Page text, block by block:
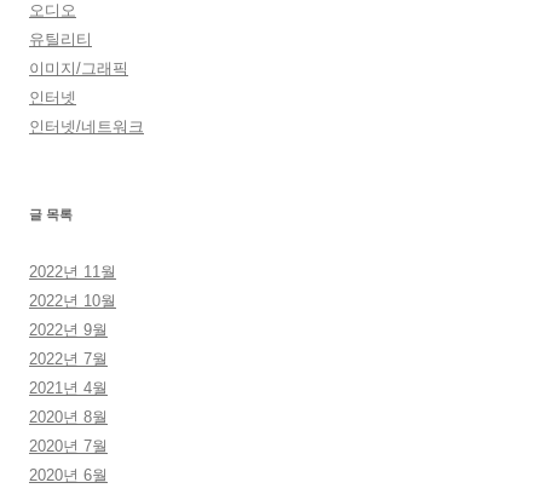
오디오
유틸리티
이미지/그래픽
인터넷
인터넷/네트워크
글 목록
2022년 11월
2022년 10월
2022년 9월
2022년 7월
2021년 4월
2020년 8월
2020년 7월
2020년 6월